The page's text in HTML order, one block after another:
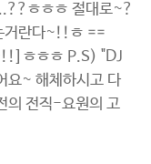
ㅎㅎㅎ 절대로~?
거란다~!!ㅎ ==
ㅎㅎㅎ P.S) "DJ
요~ 해체하시고 다
의 전직-요원의 고